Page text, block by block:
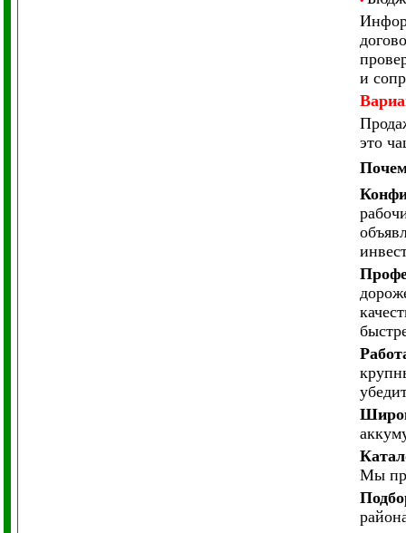
и
это
Мы